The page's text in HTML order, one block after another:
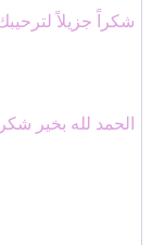
شكراً جزيلاً
الحمد لله بخير